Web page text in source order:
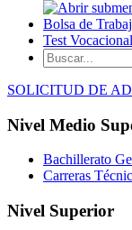
Bolsa de
Test Vocacional
SOLICITUD DE
Nivel Medio
Bachillerato
Carreras
Nivel Superior